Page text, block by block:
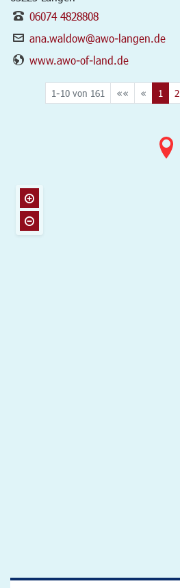
06074 4828808
ana.waldow@awo-langen.de
www.awo-of-land.de
1-10 von 161 «« « 1 2